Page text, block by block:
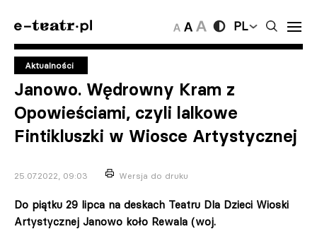
PL
Aktualności
Janowo. Wędrowny Kram z
Opowieściami, czyli lalkowe
Fintikluszki w Wiosce Artystycznej
25.07.2022, 09:03 Wersja do druku
Do piątku 29 lipca na deskach Teatru Dla Dzieci Wioski
Artystycznej Janowo koło Rewala (woj.